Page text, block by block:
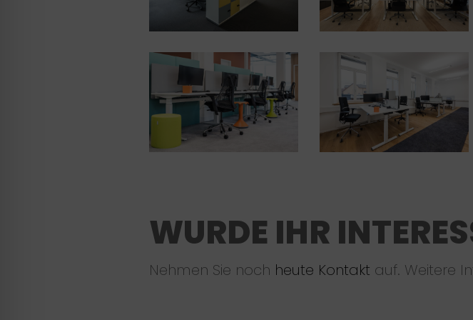
WURDE IHR
Nehmen Sie noch heute Kontakt auf. Weitere